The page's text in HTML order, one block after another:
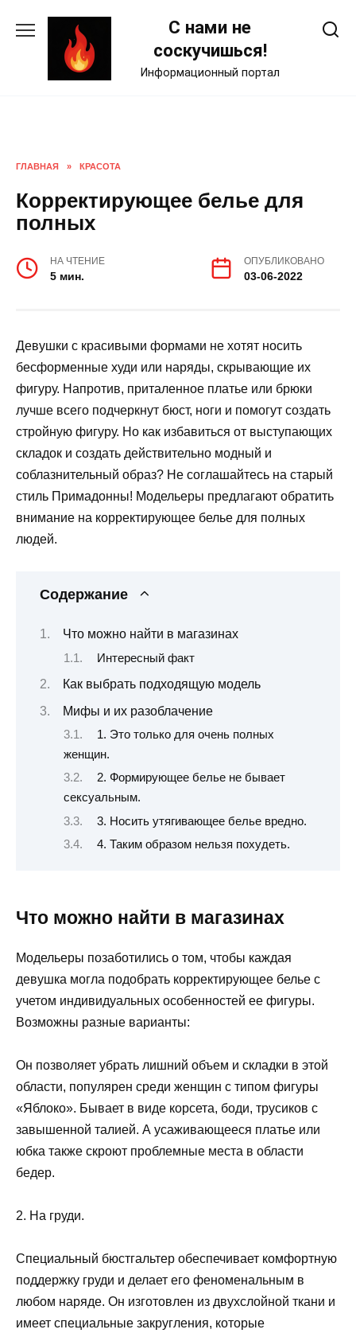
С нами не
соскучишься!
Информационный портал
ГЛАВНАЯ » КРАСОТА
Корректирующее белье для
полных
НА ЧТЕНИЕ
5 мин.
ОПУБЛИКОВАНО
03-06-2022
Девушки с красивыми формами не хотят носить
бесформенные худи или наряды, скрывающие их
фигуру. Напротив, приталенное платье или брюки
лучше всего подчеркнут бюст, ноги и помогут создать
стройную фигуру. Но как избавиться от выступающих
складок и создать действительно модный и
соблазнительный образ? Не соглашайтесь на старый
стиль Примадонны! Модельеры предлагают обратить
внимание на корректирующее белье для полных
людей.
Содержание
Что можно найти в магазинах
Интересный факт
Как выбрать подходящую модель
Мифы и их разоблачение
1. Это только для очень полных
женщин.
2. Формирующее белье не бывает
сексуальным.
3. Носить утягивающее белье вредно.
4. Таким образом нельзя похудеть.
Что можно найти в магазинах
Модельеры позаботились о том, чтобы каждая
девушка могла подобрать корректирующее белье с
учетом индивидуальных особенностей ее фигуры.
Возможны разные варианты:
Он позволяет убрать лишний объем и складки в этой
области, популярен среди женщин с типом фигуры
«Яблоко». Бывает в виде корсета, боди, трусиков с
завышенной талией. А усаживающееся платье или
юбка также скроют проблемные места в области
бедер.
2. На груди.
Специальный бюстгальтер обеспечивает комфортную
поддержку груди и делает его феноменальным в
любом наряде. Он изготовлен из двухслойной ткани и
имеет специальные закругления, которые